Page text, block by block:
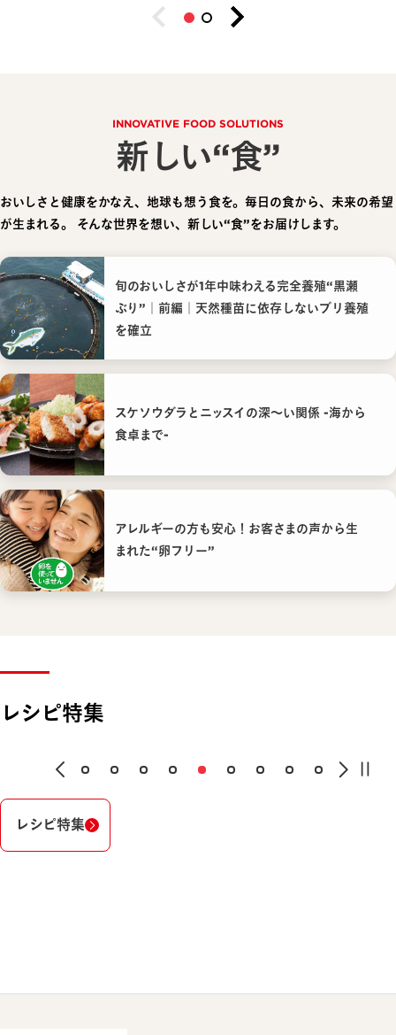
INNOVATIVE FOOD SOLUTIONS
新しい“食”
おいしさと健康をかなえ、地球も想う食を。毎日の食から、未来の希望
が生まれる。
そんな世界を想い、新しい“食”をお届けします。
旬のおいしさが1年中味わえる完全養殖“黒瀬
ぶり”｜前編｜天然種苗に依存しないブリ養殖
を確立
スケソウダラとニッスイの深〜い関係 -海から
食卓まで-
アレルギーの方も安心！お客さまの声から生
まれた“卵フリー”
レシピ特集
レシピ特集